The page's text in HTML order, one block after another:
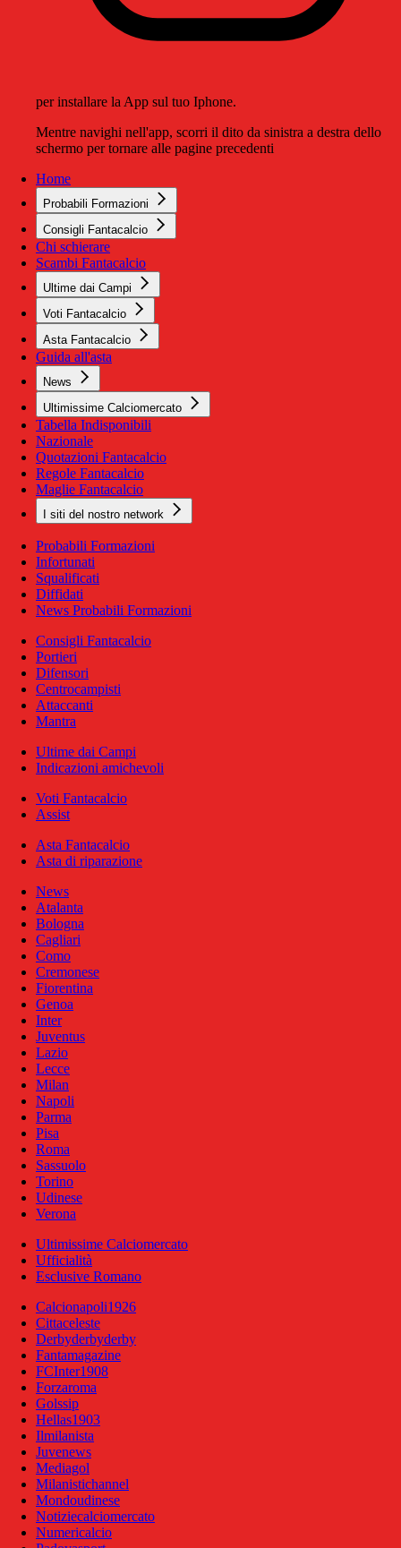
per installare la App sul tuo Iphone.
Mentre navighi nell'app, scorri il dito da sinistra a destra dello
schermo per tornare alle pagine precedenti
Home
Probabili Formazioni
Consigli Fantacalcio
Chi schierare
Scambi Fantacalcio
Ultime dai Campi
Voti Fantacalcio
Asta Fantacalcio
Guida all'asta
News
Ultimissime Calciomercato
Tabella Indisponibili
Nazionale
Quotazioni Fantacalcio
Regole Fantacalcio
Maglie Fantacalcio
I siti del nostro network
Probabili Formazioni
Infortunati
Squalificati
Diffidati
News Probabili Formazioni
Consigli Fantacalcio
Portieri
Difensori
Centrocampisti
Attaccanti
Mantra
Ultime dai Campi
Indicazioni amichevoli
Voti Fantacalcio
Assist
Asta Fantacalcio
Asta di riparazione
News
Atalanta
Bologna
Cagliari
Como
Cremonese
Fiorentina
Genoa
Inter
Juventus
Lazio
Lecce
Milan
Napoli
Parma
Pisa
Roma
Sassuolo
Torino
Udinese
Verona
Ultimissime Calciomercato
Ufficialità
Esclusive Romano
Calcionapoli1926
Cittaceleste
Derbyderbyderby
Fantamagazine
FCInter1908
Forzaroma
Golssip
Hellas1903
Ilmilanista
Juvenews
Mediagol
Milanistichannel
Mondoudinese
Notiziecalciomercato
Numericalcio